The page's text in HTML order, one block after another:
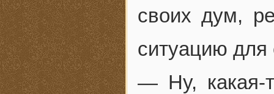
своих дум,
ситуацию для
— Ну, какая-